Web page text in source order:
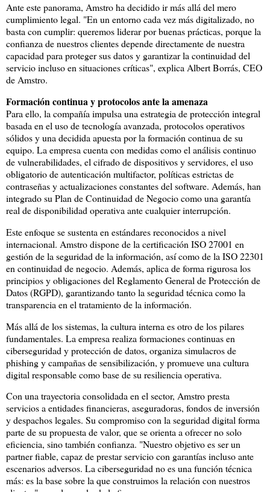
Ante este panorama, Amstro ha decidido ir más allá del mero
cumplimiento legal. "En un entorno cada vez más digitalizado, no
basta con cumplir: queremos liderar por buenas prácticas, porque la
confianza de nuestros clientes depende directamente de nuestra
capacidad para proteger sus datos y garantizar la continuidad del
servicio incluso en situaciones críticas", explica Albert Borrás, CEO
de Amstro.
Formación continua y protocolos ante la amenaza
Para ello, la compañía impulsa una estrategia de protección integral
basada en el uso de tecnología avanzada, protocolos operativos
sólidos y una decidida apuesta por la formación continua de su
equipo. La empresa cuenta con medidas como el análisis continuo
de vulnerabilidades, el cifrado de dispositivos y servidores, el uso
obligatorio de autenticación multifactor, políticas estrictas de
contraseñas y actualizaciones constantes del software. Además, han
integrado su Plan de Continuidad de Negocio como una garantía
real de disponibilidad operativa ante cualquier interrupción.
Este enfoque se sustenta en estándares reconocidos a nivel
internacional. Amstro dispone de la certificación ISO 27001 en
gestión de la seguridad de la información, así como de la ISO 22301
en continuidad de negocio. Además, aplica de forma rigurosa los
principios y obligaciones del Reglamento General de Protección de
Datos (RGPD), garantizando tanto la seguridad técnica como la
transparencia en el tratamiento de la información.
Más allá de los sistemas, la cultura interna es otro de los pilares
fundamentales. La empresa realiza formaciones continuas en
ciberseguridad y protección de datos, organiza simulacros de
phishing y campañas de sensibilización, y promueve una cultura
digital responsable como base de su resiliencia operativa.
Con una trayectoria consolidada en el sector, Amstro presta
servicios a entidades financieras, aseguradoras, fondos de inversión
y despachos legales. Su compromiso con la seguridad digital forma
parte de su propuesta de valor, que se orienta a ofrecer no solo
eficiencia, sino también confianza. "Nuestro objetivo es ser un
partner fiable, capaz de prestar servicio con garantías incluso ante
escenarios adversos. La ciberseguridad no es una función técnica
más: es la base sobre la que construimos la relación con nuestros